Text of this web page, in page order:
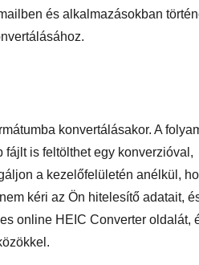
és alkalmazásokban
konvertálásakor. A
is feltölthet egy konverzióval,
a kezelőfelületén anélkül,
kéri az Ön hitelesítő adatait,
online HEIC Converter oldalát,